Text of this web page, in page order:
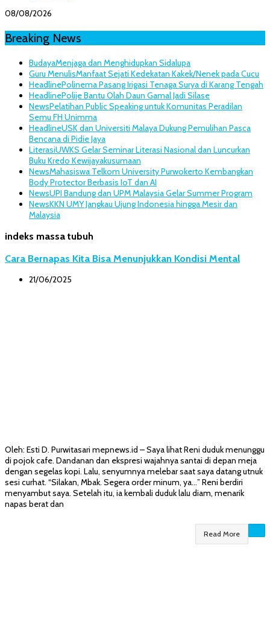
08/08/2026
Breaking News
BudayaMenjaga dan Menghidupkan Sidalupa
Guru MenulisManfaat Sejati Kedekatan Kakek/Nenek pada Cucu
HeadlinePolinema Pasang Irigasi Tenaga Surya di Karang Tengah
HeadlinePolije Bantu Olah Daun Gamal Jadi Silase
NewsPelatihan Public Speaking untuk Komunitas Peradilan
Semu FH Unimma
HeadlineUSK dan Universiti Malaya Dukung Pemulihan Pasca
Bencana di Pidie Jaya
LiterasiUWKS Gelar Seminar Literasi Nasional dan Luncurkan
Buku Kredo Kewijayakusumaan
NewsMahasiswa Telkom University Purwokerto Kembangkan
Body Protector Berbasis IoT dan AI
NewsUPI Bandung dan UPM Malaysia Gelar Summer Program
NewsKKN UMY Jangkau Ujung Indonesia hingga Mesir dan
Malaysia
indeks massa tubuh
Cara Bernapas Kita Bisa Menunjukkan Kondisi Mental
21/06/2025
Oleh: Esti D. Purwitasari mepnews.id – Saya lihat Reni duduk menunggu
di pojok cafe. Dandanan dan ekspresi wajahnya santai di depan meja
dengan segelas kopi. Lalu, senyumnya melebar saat saya datang utnuk
sesi curhat. “Silakan, Mbak. Segera order minum, ya…” Reni berdiri
menyambut saya. Setelah itu, ia kembali duduk lalu diam, menarik
napas berat dan
Read More